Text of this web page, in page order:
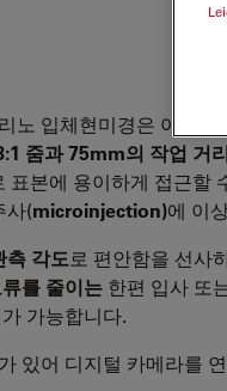
노 입체현미경은 아포크
줌과 75mm의 작업 거리
표본에 용이하게 접근할
사(microinjection)에 이
측 각도 로 편안함을 선사
를 줄이는 한편 입사 또
가능합니다.
가 있어 디지털 카메라를